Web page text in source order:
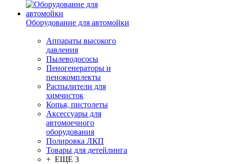
Оборудование для автомойки
Аппараты высокого
давления
Пылеводососы
Пеногенераторы и
пенокомплекты
Распылители для
химчисток
Копья, пистолеты
Аксессуары для
автомоечного
оборудования
Полировка ЛКП
Товары для детейлинга
+ ЕЩЕ 3